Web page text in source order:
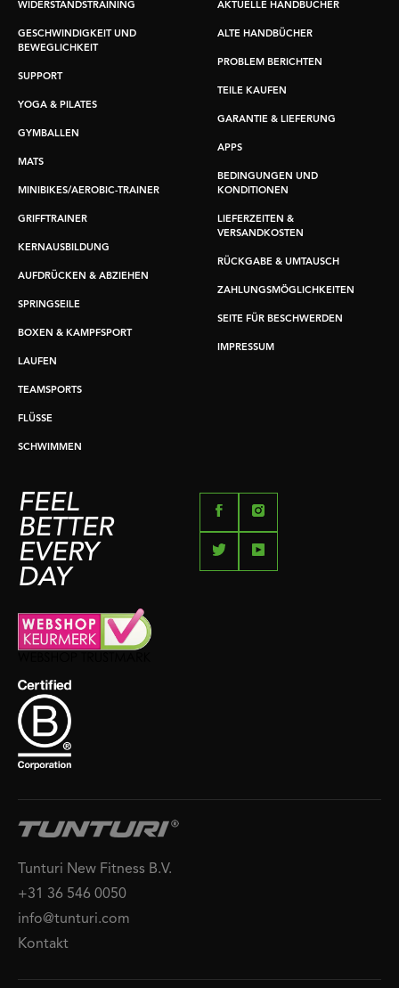
WIDERSTANDSTRAINING
GESCHWINDIGKEIT UND
BEWEGLICHKEIT
SUPPORT
YOGA & PILATES
GYMBALLEN
MATS
MINIBIKES/AEROBIC-TRAINER
GRIFFTRAINER
KERNAUSBILDUNG
AUFDRÜCKEN & ABZIEHEN
SPRINGSEILE
BOXEN & KAMPFSPORT
LAUFEN
TEAMSPORTS
FLÜSSE
SCHWIMMEN
AKTUELLE HANDBÜCHER
ALTE HANDBÜCHER
PROBLEM BERICHTEN
TEILE KAUFEN
GARANTIE & LIEFERUNG
APPS
BEDINGUNGEN UND
KONDITIONEN
LIEFERZEITEN &
VERSANDKOSTEN
RÜCKGABE & UMTAUSCH
ZAHLUNGSMÖGLICHKEITEN
SEITE FÜR BESCHWERDEN
IMPRESSUM
FEEL
BETTER
EVERY
DAY
Tunturi New Fitness B.V.
+31 36 546 0050
info@tunturi.com
Kontakt